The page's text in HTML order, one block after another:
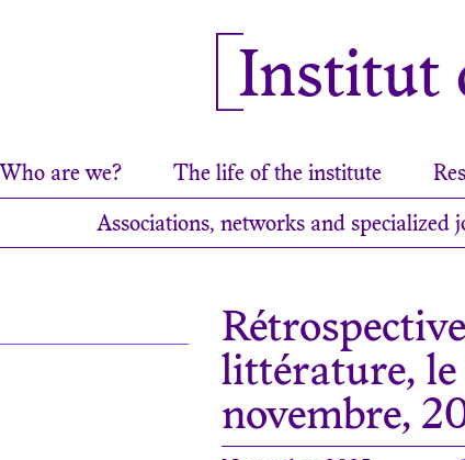
Institut
Who are we? The life of the institute
Associations, networks and specialized
littérature, le
novembre,